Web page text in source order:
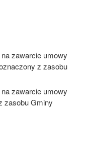
zawarcie umowy
z zasobu
zawarcie umowy
zasobu Gminy